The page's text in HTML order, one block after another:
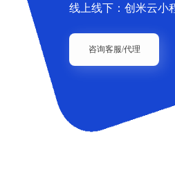
线上线下：创米云小
咨询客服/代理